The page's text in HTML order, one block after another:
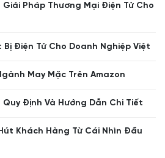
Giải Pháp Thương Mại Điện Tử Cho
Bị Điện Tử Cho Doanh Nghiệp Việt
May Mặc Trên Amazon
Định Và Hướng Dẫn Chi Tiết
Khách Hàng Từ Cái Nhìn Đầu